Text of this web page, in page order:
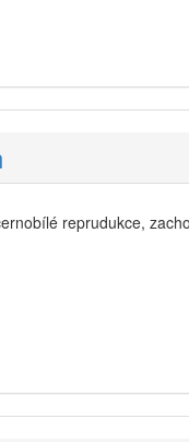
reprudukce,